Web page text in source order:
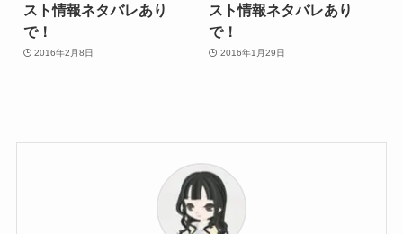
スト情報ネタバレあり
で！
2016年2月8日
スト情報ネタバレあり
で！
2016年1月29日